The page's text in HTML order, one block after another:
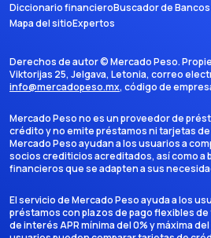
Diccionario financieroBuscador de
Mapa del sitioExpertos
Derechos de autor ©Mercado Peso.
Viktorijas 25, Jelgava, Letonia, correo
info@mercadopeso.mx, código de
Mercado Peso no es un proveedor de
crédito y no emite préstamos ni tarjetas
Mercado Peso ayudan a los usuarios a
socios crediticios acreditados, así como a
financieros que se adapten a sus
El servicio de Mercado Peso ayuda a los
préstamos con plazos de pago flexibles de
de interés APR mínima del 0% y máxima